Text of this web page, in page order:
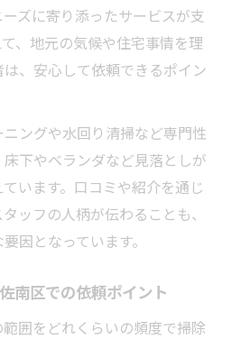
ズに寄り添ったサービスが支
、地元の気候や住宅事情を理
、安心して依頼できるポイン
ングや水回り清掃など専門性
下やベランダなど見落としが
います。口コミや紹介を通じ
ッフの人柄が伝わることも、
因となっています。
南区での依頼ポイント
囲をどれくらいの頻度で掃除